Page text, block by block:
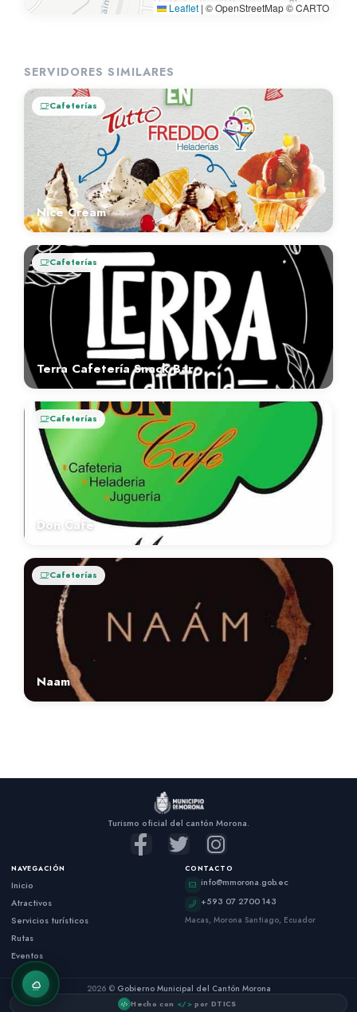
Leaflet | © OpenStreetMap © CARTO
SERVIDORES SIMILARES
Cafeterías
Nice Cream
Cafeterías
Terra Cafetería Snack Bar
Cafeterías
Don Café
Cafeterías
Naam
Turismo oficial del cantón Morona.
NAVEGACIÓN
Inicio
Atractivos
Servicios turísticos
Rutas
Eventos
CONTACTO
info@mmorona.gob.ec
+593 07 2700 143
Macas, Morona Santiago, Ecuador
2026 © Gobierno Municipal del Cantón Morona
Hecho con </> por DTICS